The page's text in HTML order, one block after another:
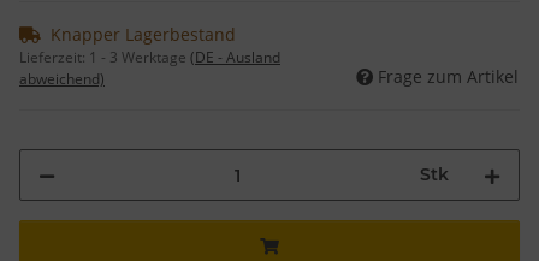
Knapper Lagerbestand
Lieferzeit: 1 - 3 Werktage (DE - Ausland
abweichend)
Frage zum Artikel
Stk